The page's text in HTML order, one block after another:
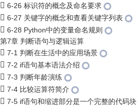
6-26 标识符的概念及命名要求
6-27 关键字的概念和查看关键字列表
6-28 Python中的变量命名规则
第7章 判断语句与逻辑运算
7-1 判断在生活中的应用场景
7-2 if语句基本语法介绍
7-3 判断年龄演练
7-4 比较运算符简介
7-5 if语句和缩进部分是一个完整的代码块